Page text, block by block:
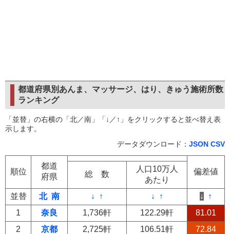
都道府県別あんま、マッサージ、はり、きゅう施術所数
ランキング
「並替」の右横の「北／南」「↓／↑」をクリックすると並べ替え表
示します。
データダウンロード： JSON CSV
順位
都道
府県
偏差値
総 数
人口10万人
あたり
並替
北 南 ↓ ↑ ↓ ↑ ↓
↑
1
奈良 1,736軒 122.29軒
81.01
2
京都 2,725軒 106.51軒
72.84